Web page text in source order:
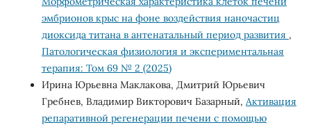
эмбрионов крыс на фоне воздействия наночастиц
диоксида титана в антенатальный период развития ,
Патологическая физиология и экспериментальная
терапия: Том 69 № 2 (2025)
Ирина Юрьевна Маклакова, Дмитрий Юрьевич
Гребнев, Владимир Викторович Базарный, Активация
репаративной регенерации печени с помощью